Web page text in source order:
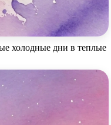
холодные дни в теплые